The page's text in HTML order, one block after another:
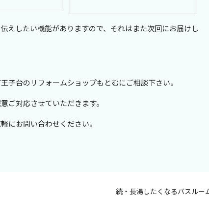
えしたい機能がありますので、それはまた次回にお届けし
子台のリフォームショップもとむにご相談下さい。
ご対応させていただきます。
にお問い合わせください。
続・長湯したくなるバスルー